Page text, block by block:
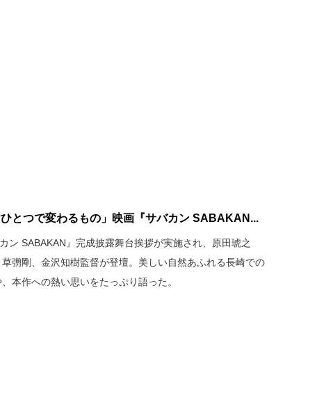
とつで変わるもの」映画『サバカン SABAKAN...
ン SABAKAN』完成披露舞台挨拶が実施され、原田琥之
彅剛、金沢知樹監督が登壇。美しい自然あふれる長崎での
本作への熱い思いをたっぷり語った。